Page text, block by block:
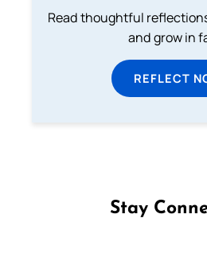
Read thoughtful
and grow in
REFLECT
Stay